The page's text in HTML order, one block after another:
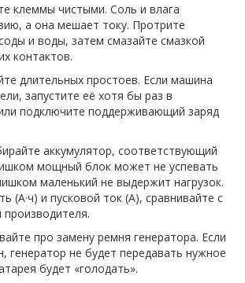
клеммы чистыми. Соль и влага
а она мешает току. Протрите
и воды, затем смазайте смазкой
контактов.
длительных простоев. Если машина
запустите её хотя бы раз в
подключите поддерживающий заряд
аккумулятор, соответствующий
мощный блок может не успевать
маленький не выдержит нагрузок.
(А·ч) и пусковой ток (A), сравнивайте с
про замену ремня генератора. Если
генератор не будет передавать нужное
будет «голодать».